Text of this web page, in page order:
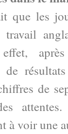
que les
travail
de
de
attentes.
à voir une